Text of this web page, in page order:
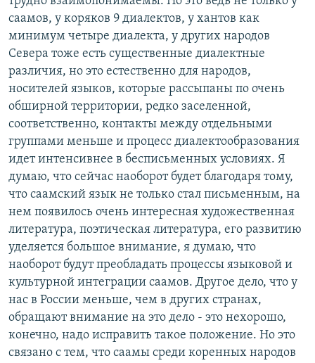
саамов, у коряков 9 диалектов, у хантов как
минимум четыре диалекта, у других народов
Севера тоже есть существенные диалектные
различия, но это естественно для народов,
носителей языков, которые рассыпаны по очень
обширной территории, редко заселенной,
соответственно, контакты между отдельными
группами меньше и процесс диалектообразования
идет интенсивнее в бесписьменных условиях. Я
думаю, что сейчас наоборот будет благодаря тому,
что саамский язык не только стал письменным, на
нем появилось очень интересная художественная
литература, поэтическая литература, его развитию
уделяется большое внимание, я думаю, что
наоборот будут преобладать процессы языковой и
культурной интеграции саамов. Другое дело, что у
нас в России меньше, чем в других странах,
обращают внимание на это дело - это нехорошо,
конечно, надо исправить такое положение. Но это
связано с тем, что саамы среди коренных народов